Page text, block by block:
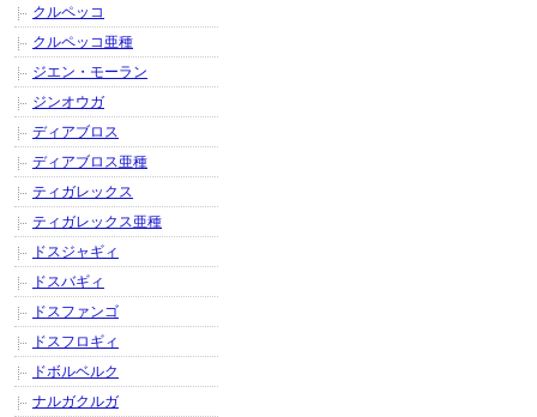
クルペッコ
クルペッコ亜種
ジエン・モーラン
ジンオウガ
ディアブロス
ディアブロス亜種
ティガレックス
ティガレックス亜種
ドスジャギィ
ドスバギィ
ドスファンゴ
ドスフロギィ
ドボルベルク
ナルガクルガ